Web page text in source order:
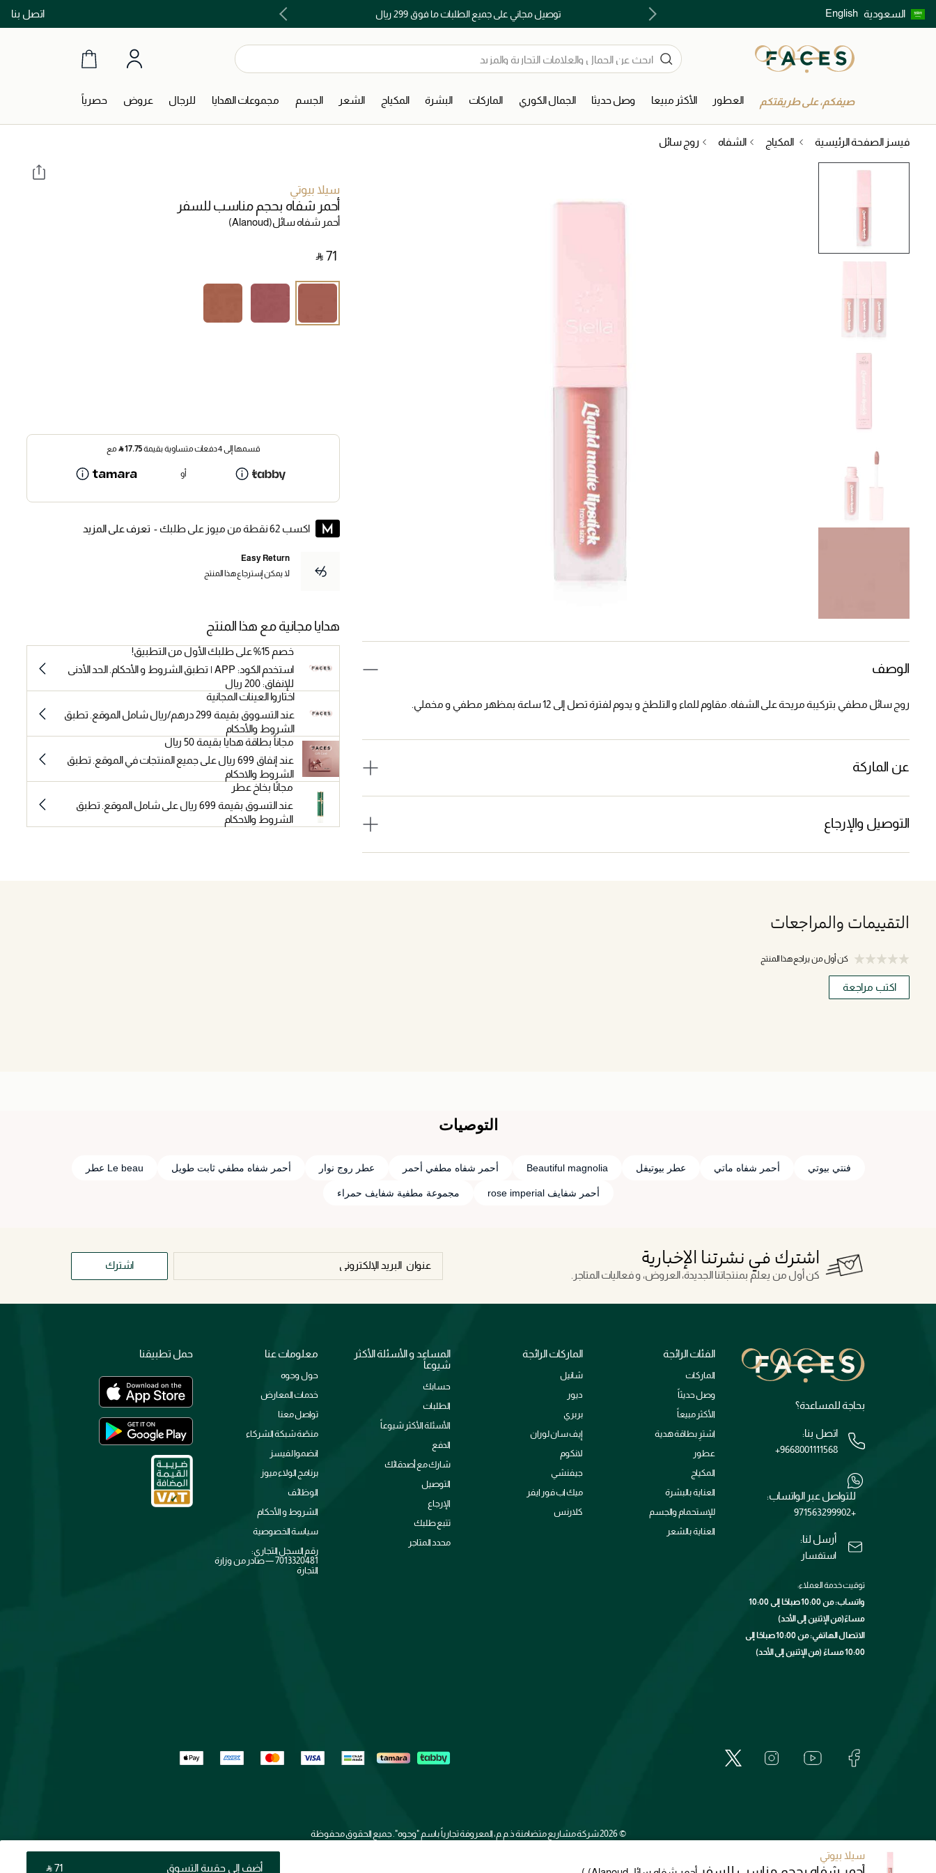
السعودية English اتصل بنااشتري الآن و ادفع لاحقاً مع تابي و تمارا! توصيل مجاني على جميع الطلبات ما فوق 299 ريال اكتشفوا خدمات الجمال المختارة بعناية
صيفكم، على طريقتكم العطور الأكثر مبيعا وصل حديثا الجمال الكوري الماركات البشرة المكياج الشعر الجسم مجموعات الهدايا للرجال عروض حصرياً
فيسز الصفحة الرئيسية المكياج الشفاه روج سائل
الوصف
روج سائل مطفي بتركيبة مريحة على الشفاه. مقاوم للماء و التلطخ و يدوم لفترة تصل إلى 12 ساعة بمظهر مطفي و مخملي.
عن الماركة
التوصيل والإرجاع
سيلا بيوتي
أحمر شفاه بحجم مناسب للسفر
أحمر شفاه سائل(Alanoud)
‎ ⃁ ⁦71⁩ ‎
سيلا بيوتي
أضف إلى حقيبة التسوق ‎ ⃁ ⁦71⁩ ‎
قسمها إلى 4 دفعات متساوية بقيمة 17.75
⃁ مع
أو
اكسب 62 نقطة من ميوز على طلبك - تعرف على المزيد
Easy Return
لا يمكن إسترجاع هذا المنتج
هدايا مجانية مع هذا المنتج
خصم 15% على طلبك الأول من التطبيق!
استخدم الكود: APP | تطبق الشروط و الأحكام. الحد الأدنى
للإنفاق: 200 ريال
اختاروا العينات المجانية
عند التسووق بقيمة 299 درهم/ريال شامل الموقع. تطبق
الشروط والأحكام
مجاناً بطاقة هدايا بقيمة 50 ريال
عند إنفاق 699 ريال على جميع المنتجات في الموقع. تطبق
الشروط والاحكام
مجانًا بخاخ عطر
عند التسوق بقيمة 699 ريال على شامل الموقع. تطبق
الشروط والاحكام
التقييمات والمراجعات
كن أول من يراجع هذا المنتج
اكتب مراجعة
التوصيات
فنتي بيوتي أحمر شفاه ماتي عطر بيوتيفل Beautiful magnolia أحمر شفاه مطفي أحمر عطر روج نوار أحمر شفاه مطفي ثابت طويل Le beau عطر
أحمر شفايف rose imperial مجموعة مطفية شفايف حمراء
اشترك في نشرتنا الإخبارية
كن أول من يعلم بمنتجاتنا الجديدة، العروض، و فعاليات المتاجر.
اشترك
بحاجة للمساعدة؟
اتصل بنا:
+9668001111568
للتواصل عبر الواتساب:
+971563299902
أرسل لنا:
استفسار
توقيت خدمة العملاء:
واتساب: من 10:00 صباحًا إلى 10:00
مساءً(من الإثنين إلى الأحد)
الاتصال الهاتفي: من 10:00 صباحًا إلى
10:00 مساءً (من الإثنين إلى الأحد)
الفئات الرائجة
الماركات
وصل حديثاً
الأكثر مبيعاً
اشترِ بطاقة هدية
عطور
المكياج
العناية بالبشرة
للإستحمام والجسم
العناية بالشعر
الماركات الرائجة
شانيل
ديور
بربري
إيف سان لوران
لانكوم
جيفنشي
ميك اب فور ايفر
كلارنس
المساعد و الأسئلة الأكثر
شيوعاً
حسابك
الطلبات
الأسئلة الأكثر شيوعاً
الدفع
شارك مع أصدقائك
التوصيل
الإرجاع
تتبع طلبك
محدد المتاجر
معلومات عنا
حول وجوه
خدمات المعارض
تواصل معنا
منصّة شبكة الشركاء
انضموا لفيسز
برنامج الولاء ميوز
الوظائف
الشروط و الأحكام
سياسة الخصوصية
رقم السجل التجاري:
7013320481 — صادر من وزارة
التجارة
حمل تطبيقنا
2026 ©شركة مشاريع متضامنة ذ.م.م، المعروفة تجارياً باسم "وجوه". جميع الحقوق محفوظة